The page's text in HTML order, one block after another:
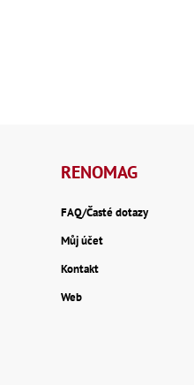
RENOMAG
FAQ/Časté dotazy
Můj účet
Kontakt
Web